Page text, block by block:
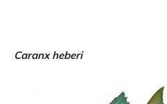
Caranx heberi